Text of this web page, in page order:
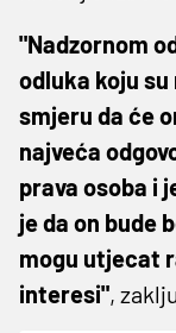
"Nadzornom
odluka koju
smjeru da će
najveća
prava osoba i
je da on bude
mogu utjecat
interesi",